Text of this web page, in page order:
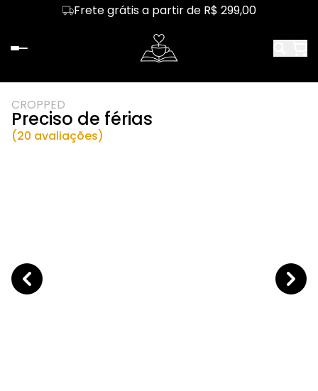
Frete grátis a partir de R$ 299,00
CROPPED
Preciso de férias
(20 avaliações)